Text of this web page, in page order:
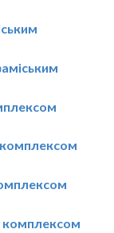
комплексом
комплексом